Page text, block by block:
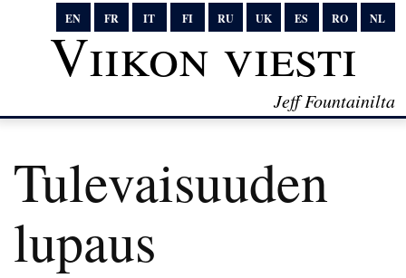
EN FR IT FI RU UK ES RO NL
Viikon viesti
Jeff Fountainilta
Tulevaisuuden
lupaus